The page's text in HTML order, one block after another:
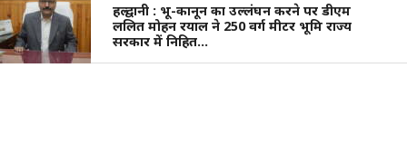
हल्द्वानी : भू-कानून का उल्लंघन करने पर डीएम
ललित मोहन रयाल ने 250 वर्ग मीटर भूमि राज्य
सरकार में निहित…